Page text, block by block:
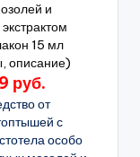
и
15 мл
описание)
руб.
от
с
особо